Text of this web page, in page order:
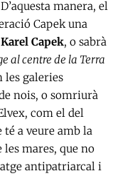
manera, el
Capek una
Karel Capek, o sabrà
al centre de la Terra
les galeries
nois, o somriurà
com el del
té a veure amb la
mares, que no
antipatriarcal i